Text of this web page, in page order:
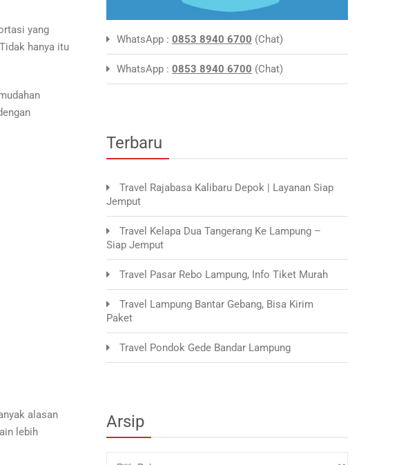
yang
hanya itu
alasan
lebih
WhatsApp : 0853 8940 6700 (Chat)
WhatsApp : 0853 8940 6700 (Chat)
Terbaru
Travel Rajabasa Kalibaru Depok | Layanan Siap
Jemput
Travel Kelapa Dua Tangerang Ke Lampung –
Siap Jemput
Travel Pasar Rebo Lampung, Info Tiket Murah
Travel Lampung Bantar Gebang, Bisa Kirim
Paket
Travel Pondok Gede Bandar Lampung
Arsip